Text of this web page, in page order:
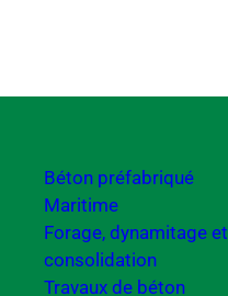
Béton préfabriqué
Maritime
Forage, dynamitage et
consolidation
Travaux de béton